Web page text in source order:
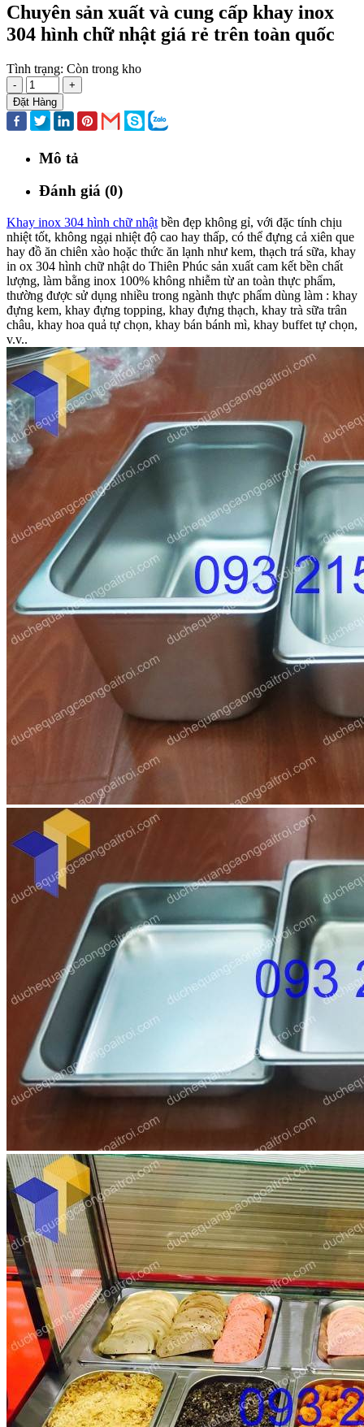
Chuyên sản xuất và cung cấp khay inox
304 hình chữ nhật giá rẻ trên toàn quốc
Tình trạng: Còn trong kho
-
+
Đặt Hàng
Mô tả
Đánh giá (0)
Khay inox 304 hình chữ nhật bền đẹp không gỉ, với đặc tính chịu
nhiệt tốt, không ngại nhiệt độ cao hay thấp, có thể đựng cả xiên que
hay đồ ăn chiên xào hoặc thức ăn lạnh như kem, thạch trá sữa, khay
in ox 304 hình chữ nhật do Thiên Phúc sản xuất cam kết bền chất
lượng, làm bằng inox 100% không nhiễm từ an toàn thực phẩm,
thường được sử dụng nhiều trong ngành thực phẩm dùng làm : khay
đựng kem, khay đựng topping, khay đựng thạch, khay trà sữa trân
châu, khay hoa quả tự chọn, khay bán bánh mì, khay buffet tự chọn,
v.v..